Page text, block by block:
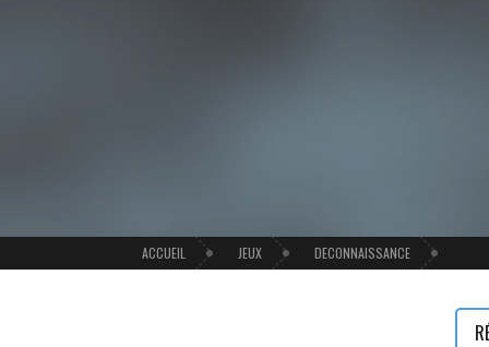
ACCUEIL JEUX DECONNAISSANCE